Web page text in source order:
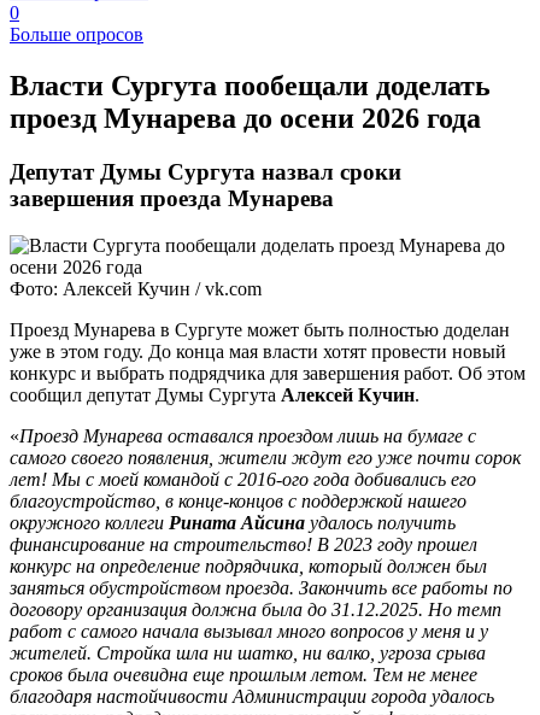
0
Больше опросов
​Власти Сургута пообещали доделать
проезд Мунарева до осени 2026 года
Депутат Думы Сургута назвал сроки
завершения проезда Мунарева
Фото: Алексей Кучин / vk.com
Проезд Мунарева в Сургуте может быть полностью доделан
уже в этом году. До конца мая власти хотят провести новый
конкурс и выбрать подрядчика для завершения работ. Об этом
сообщил депутат Думы Сургута Алексей Кучин.
«Проезд Мунарева оставался проездом лишь на бумаге с
самого своего появления, жители ждут его уже почти сорок
лет! Мы с моей командой с 2016-ого года добивались его
благоустройство, в конце-концов с поддержкой нашего
окружного коллеги Рината Айсина удалось получить
финансирование на строительство! В 2023 году прошел
конкурс на определение подрядчика, который должен был
заняться обустройством проезда. Закончить все работы по
договору организация должна была до 31.12.2025. Но темп
работ с самого начала вызывал много вопросов у меня и у
жителей. Стройка шла ни шатко, ни валко, угроза срыва
сроков была очевидна еще прошлым летом. Тем не менее
благодаря настойчивости Администрации города удалось